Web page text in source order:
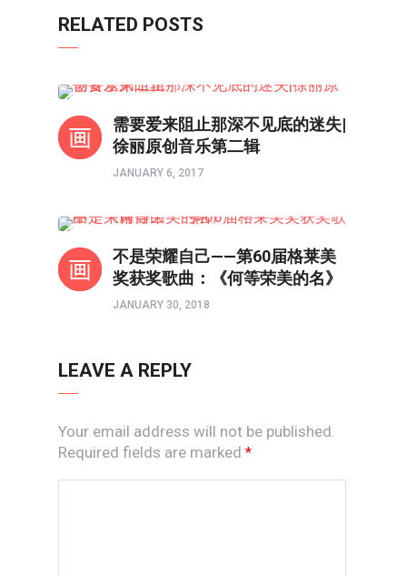
RELATED POSTS
需要爱来阻止那深不见底的迷失|
徐丽原创音乐第二辑
JANUARY 6, 2017
不是荣耀自己——第60届格莱美
奖获奖歌曲：《何等荣美的名》
JANUARY 30, 2018
LEAVE A REPLY
Your email address will not be published.
Required fields are marked *